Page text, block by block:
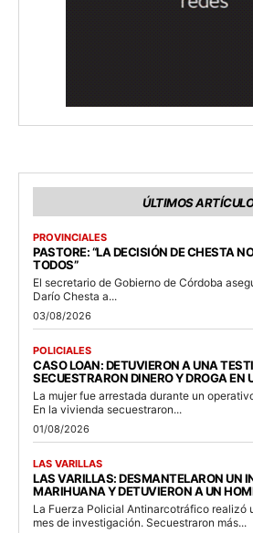
ÚLTIMOS
PROVINCIALES
PASTORE: “LA DECISIÓN DE CHESTA
TODOS”
El secretario de Gobierno de Córdoba
Darío Chesta a...
03/08/2026
POLICIALES
CASO LOAN: DETUVIERON A UNA
SECUESTRARON DINERO Y DROGA EN
La mujer fue arrestada durante un
En la vivienda secuestraron...
01/08/2026
LAS VARILLAS
LAS VARILLAS: DESMANTELARON UN
MARIHUANA Y DETUVIERON A UN
La Fuerza Policial Antinarcotráfico realizó
mes de investigación. Secuestraron más...